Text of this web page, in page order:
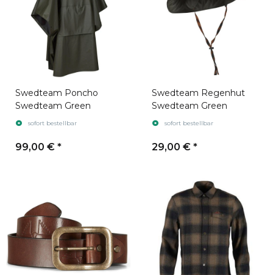
Swedteam Poncho
Swedteam Green
sofort bestellbar
99,00 € *
Swedteam Regenhut
Swedteam Green
sofort bestellbar
29,00 € *